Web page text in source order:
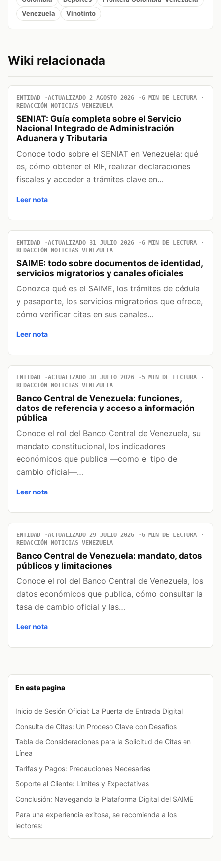
En esta pagina
Inicio de Sesión Oficial: La Puerta de Entrada Digital
Consulta de Citas: Un Proceso Clave con Desafíos
Tabla de Consideraciones para la Solicitud de Citas en
Línea
Tarifas y Pagos: Precauciones Necesarias
Soporte al Cliente: Límites y Expectativas
Conclusión: Navegando la Plataforma Digital del SAIME
Para una experiencia exitosa, se recomienda a los
lectores:
Venezuela
Vinotinto
Wiki relacionada
ENTIDAD ACTUALIZADO 2 AGOSTO 2026
6 MIN DE LECTURA
REDACCIÓN NOTICIAS VENEZUELA
SENIAT: Guía completa sobre el Servicio
Nacional Integrado de Administración
Aduanera y Tributaria
Conoce todo sobre el SENIAT en Venezuela: qué
es, cómo obtener el RIF, realizar declaraciones
fiscales y acceder a trámites clave en…
Leer nota
ENTIDAD ACTUALIZADO 31 JULIO 2026
6 MIN DE LECTURA
REDACCIÓN NOTICIAS VENEZUELA
SAIME: todo sobre documentos de identidad,
servicios migratorios y canales oficiales
Conozca qué es el SAIME, los trámites de cédula
y pasaporte, los servicios migratorios que ofrece,
cómo verificar citas en sus canales…
Leer nota
ENTIDAD ACTUALIZADO 30 JULIO 2026
5 MIN DE LECTURA
REDACCIÓN NOTICIAS VENEZUELA
Banco Central de Venezuela: funciones,
datos de referencia y acceso a información
pública
Conoce el rol del Banco Central de Venezuela, su
mandato constitucional, los indicadores
económicos que publica —como el tipo de
cambio oficial—…
Leer nota
ENTIDAD ACTUALIZADO 29 JULIO 2026
6 MIN DE LECTURA
REDACCIÓN NOTICIAS VENEZUELA
Banco Central de Venezuela: mandato, datos
públicos y limitaciones
Conoce el rol del Banco Central de Venezuela, los
datos económicos que publica, cómo consultar la
tasa de cambio oficial y las…
Leer nota